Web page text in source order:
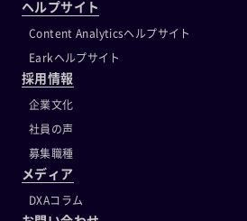
ヘルプサイト
Content Analyticsヘルプサイト
Earkヘルプサイト
採用情報
企業文化
社員の声
募集職種
メディア
DXAコラム